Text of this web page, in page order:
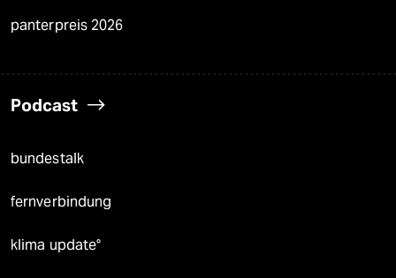
panterpreis 2026
Podcast
bundestalk
fernverbindung
klima update°